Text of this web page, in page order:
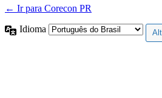
← Ir para Corecon PR
Idioma